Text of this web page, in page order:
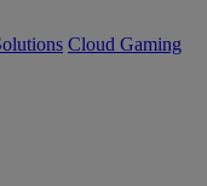
Cloud Gaming